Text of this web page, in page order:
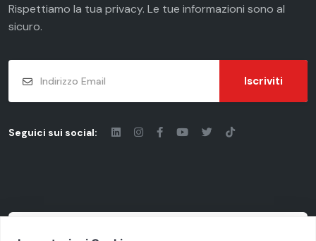
Rispettiamo la tua privacy. Le tue informazioni sono al
sicuro.
Iscriviti
Seguici sui social: